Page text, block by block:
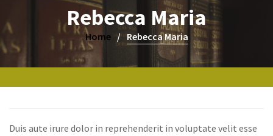
Rebecca Maria
Home Rebecca Maria
Duis aute irure dolor in reprehenderit in voluptate velit esse